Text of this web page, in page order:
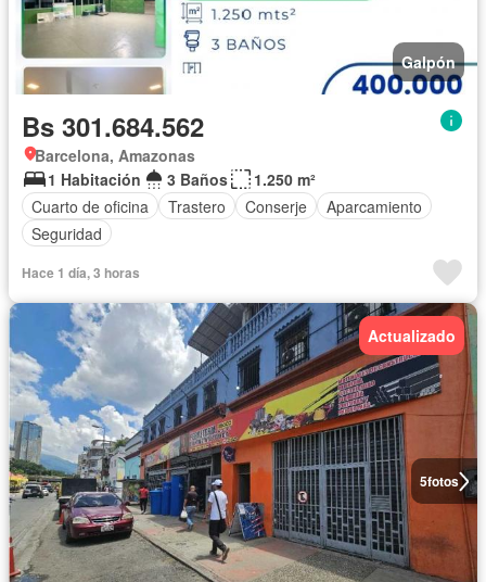
Galpón
Bs 301.684.562
Barcelona, Amazonas
1 Habitación
3 Baños
1.250 m²
Cuarto de oficina
Trastero Conserje
Aparcamiento
Seguridad
Hace 1 día, 3 horas
5fotos
Actualizado